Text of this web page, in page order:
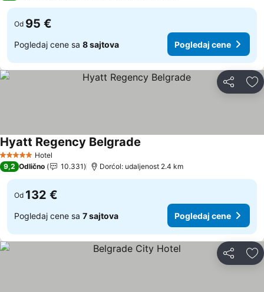
Od 95 €
Pogledaj cene sa 8 sajtova Pogledaj cene
Deli
5 ZvezdiceHotel
Hyatt Regency Belgrade
9,2 Odlično 10.331 Dorćol: udaljenost 2.4 km
Od 132 €
Pogledaj cene sa 7 sajtova Pogledaj cene
Deli